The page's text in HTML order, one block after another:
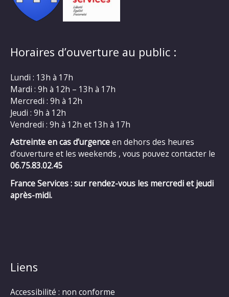
Horaires d’ouverture au public :
Lundi : 13h à 17h
Mardi : 9h à 12h – 13h à 17h
Mercredi : 9h à 12h
Jeudi : 9h à 12h
Vendredi : 9h à 12h et 13h à 17h
Astreinte en cas d’urgenceen dehors des heures
d’ouverture et les weekends , vous pouvez contacter le
06.75.83.02.45
France Services : sur rendez-vous les mercredi et jeudi
après-midi.
Liens
Accessibilité : non conforme